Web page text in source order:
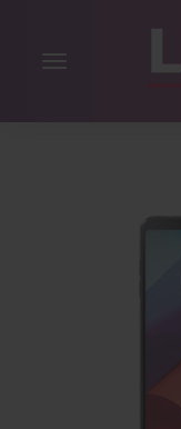
Navigation